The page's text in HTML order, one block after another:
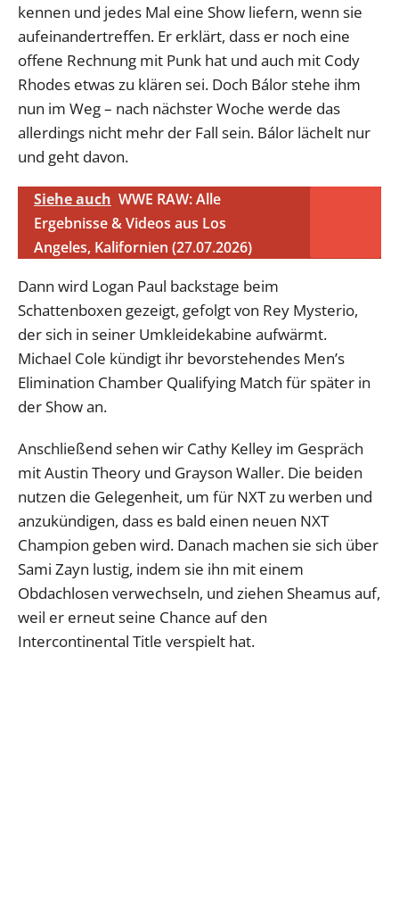
kennen und jedes Mal eine Show liefern, wenn sie
aufeinandertreffen. Er erklärt, dass er noch eine
offene Rechnung mit Punk hat und auch mit Cody
Rhodes etwas zu klären sei. Doch Bálor stehe ihm
nun im Weg – nach nächster Woche werde das
allerdings nicht mehr der Fall sein. Bálor lächelt nur
und geht davon.
Siehe auch WWE RAW: Alle
Ergebnisse & Videos aus Los
Angeles, Kalifornien (27.07.2026)
Dann wird Logan Paul backstage beim
Schattenboxen gezeigt, gefolgt von Rey Mysterio,
der sich in seiner Umkleidekabine aufwärmt.
Michael Cole kündigt ihr bevorstehendes Men’s
Elimination Chamber Qualifying Match für später in
der Show an.
Anschließend sehen wir Cathy Kelley im Gespräch
mit Austin Theory und Grayson Waller. Die beiden
nutzen die Gelegenheit, um für NXT zu werben und
anzukündigen, dass es bald einen neuen NXT
Champion geben wird. Danach machen sie sich über
Sami Zayn lustig, indem sie ihn mit einem
Obdachlosen verwechseln, und ziehen Sheamus auf,
weil er erneut seine Chance auf den
Intercontinental Title verspielt hat.